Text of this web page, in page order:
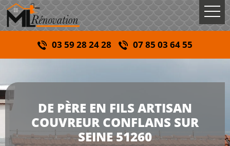
03 59 28 24 28 07 85 03 64 55
DE PÈRE EN FILS ARTISAN
COUVREUR CONFLANS SUR
SEINE 51260